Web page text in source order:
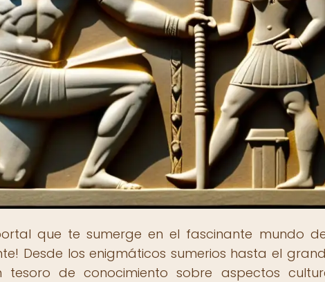
que te sumerge en el fascinante mundo
Desde los enigmáticos sumerios hasta el
de conocimiento sobre aspectos